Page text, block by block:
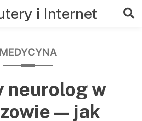
i Internet
MEDYCYNA
neurolog w
— jak